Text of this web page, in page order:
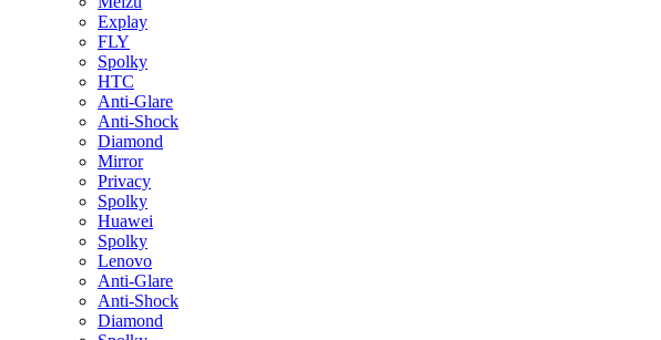
Explay
FLY
Spolky
HTC
Anti-Glare
Anti-Shock
Diamond
Mirror
Privacy
Spolky
Huawei
Spolky
Lenovo
Anti-Glare
Anti-Shock
Diamond